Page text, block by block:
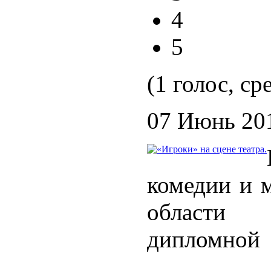
4
5
(1 голос,
07 Июнь
комедии и
области